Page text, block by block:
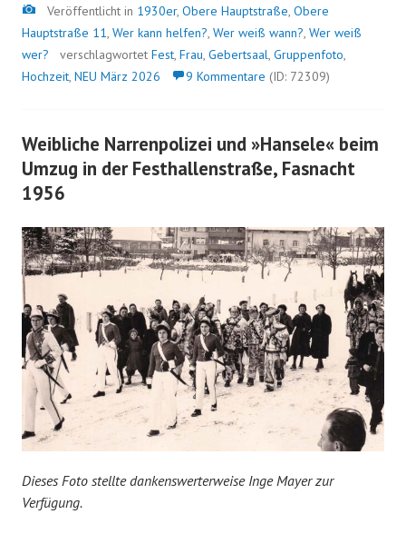
Bild
Veröffentlicht in 1930er, Obere Hauptstraße, Obere
Hauptstraße 11, Wer kann helfen?, Wer weiß wann?, Wer weiß
wer?
verschlagwortet Fest, Frau, Gebertsaal, Gruppenfoto,
Hochzeit, NEU März 2026 9 Kommentare (ID: 72309)
Weibliche Narrenpolizei und »Hansele« beim
Umzug in der Festhallenstraße, Fasnacht
1956
Dieses Foto stellte dankenswerterweise Inge Mayer zur
Verfügung.